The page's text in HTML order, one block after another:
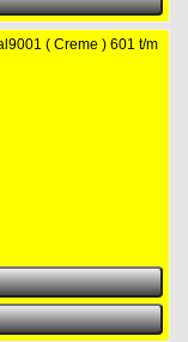
( Creme ) 601 t/m